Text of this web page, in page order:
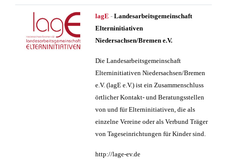
lagE - Landesarbeitsgemeinschaft
Elterninitiativen
Niedersachsen/Bremen e.V.
Die Landesarbeitsgemeinschaft
Elterninitiativen Niedersachsen/Bremen
e.V. (lagE e.V.) ist ein Zusammenschluss
örtlicher Kontakt- und Beratungsstellen
von und für Elterninitiativen, die als
einzelne Vereine oder als Verbund Träger
von Tageseinrichtungen für Kinder sind.
http://lage-ev.de